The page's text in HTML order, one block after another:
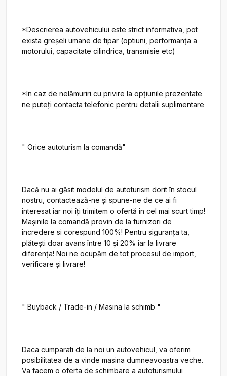
*Descrierea autovehicului este strict informativa, pot
exista greșeli umane de tipar (optiuni, performanța a
motorului, capacitate cilindrica, transmisie etc)
*In caz de nelămuriri cu privire la opțiunile prezentate
ne puteți contacta telefonic pentru detalii suplimentare
" Orice autoturism la comandă"
Dacă nu ai găsit modelul de autoturism dorit în stocul
nostru, contactează-ne și spune-ne de ce ai fi
interesat iar noi îți trimitem o ofertă în cel mai scurt timp!
Mașinile la comandă provin de la furnizori de
încredere si corespund 100%! Pentru siguranța ta,
plătești doar avans între 10 și 20% iar la livrare
diferența! Noi ne ocupăm de tot procesul de import,
verificare și livrare!
" Buyback / Trade-in / Masina la schimb "
Daca cumparati de la noi un autovehicul, va oferim
posibilitatea de a vinde masina dumneavoastra veche.
Va facem o oferta de schimbare a autoturismului